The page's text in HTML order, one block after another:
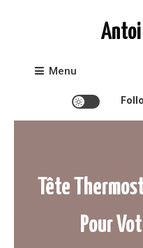
Menu
Tête
Pour